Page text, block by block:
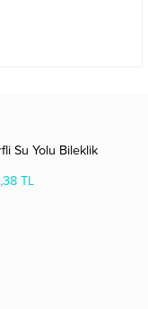
Su Yolu Bileklik
TL